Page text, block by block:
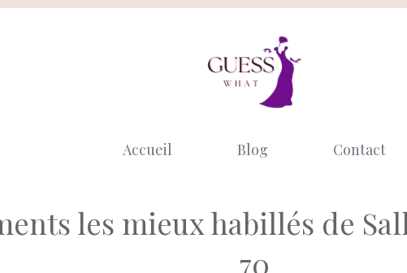
Accueil Blog Contact
les mieux habillés de
70